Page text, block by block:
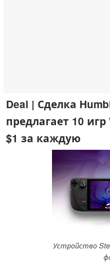
Deal | Сделка
предлагает 10
$1 за каждую
Устройство